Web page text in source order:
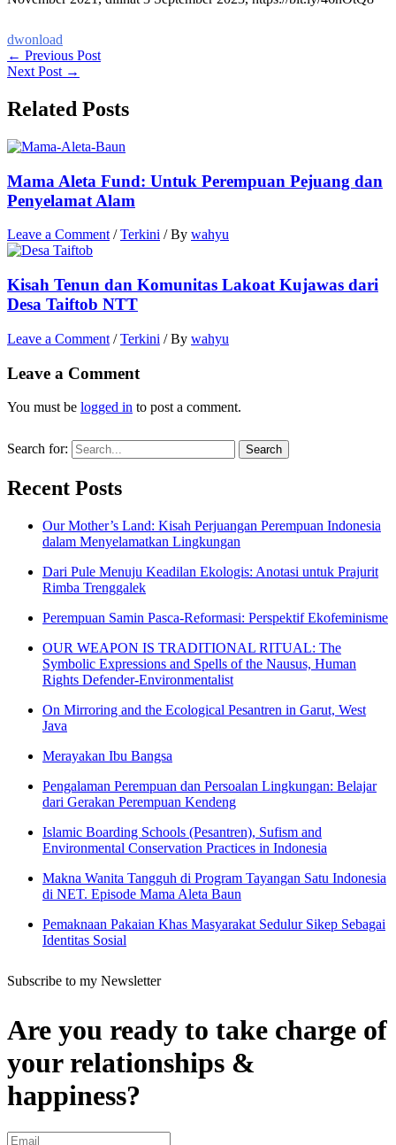
dwonload
← Previous Post
Next Post →
Related Posts
Mama Aleta Fund: Untuk Perempuan Pejuang dan
Penyelamat Alam
Leave a Comment /Terkini / By wahyu
Kisah Tenun dan Komunitas Lakoat Kujawas dari
Desa Taiftob NTT
Leave a Comment /Terkini / By wahyu
Leave a Comment
You must be logged in to post a comment.
Search for:
Recent Posts
Our Mother’s Land: Kisah Perjuangan Perempuan Indonesia
dalam Menyelamatkan Lingkungan
Dari Pule Menuju Keadilan Ekologis: Anotasi untuk Prajurit
Rimba Trenggalek
Perempuan Samin Pasca-Reformasi: Perspektif Ekofeminisme
OUR WEAPON IS TRADITIONAL RITUAL: The
Symbolic Expressions and Spells of the Nausus, Human
Rights Defender-Environmentalist
On Mirroring and the Ecological Pesantren in Garut, West
Java
Merayakan Ibu Bangsa
Pengalaman Perempuan dan Persoalan Lingkungan: Belajar
dari Gerakan Perempuan Kendeng
Islamic Boarding Schools (Pesantren), Sufism and
Environmental Conservation Practices in Indonesia
Makna Wanita Tangguh di Program Tayangan Satu Indonesia
di NET. Episode Mama Aleta Baun
Pemaknaan Pakaian Khas Masyarakat Sedulur Sikep Sebagai
Identitas Sosial
Subscribe to my Newsletter
Are you ready to take charge of
your relationships &
happiness?